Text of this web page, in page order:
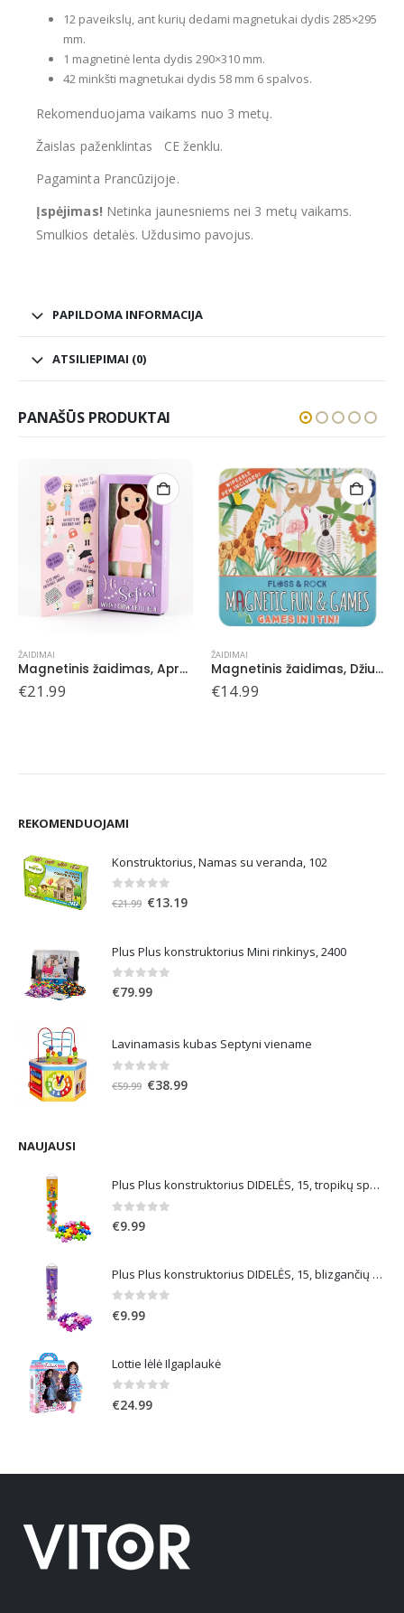
12 paveikslų, ant kurių dedami magnetukai dydis 285×295
mm.
1 magnetinė lenta dydis 290×310 mm.
42 minkšti magnetukai dydis 58 mm 6 spalvos.
Rekomenduojama vaikams nuo 3 metų.
Žaislas paženklintas CE ženklu.
Pagaminta Prancūzijoje.
Įspėjimas! Netinka jaunesniems nei 3 metų vaikams.
Smulkios detalės. Uždusimo pavojus.
PAPILDOMA INFORMACIJA
ATSILIEPIMAI (0)
PANAŠŪS PRODUKTAI
ŽAIDIMAI
Magnetinis žaidimas, Džiunglės 4 in 1
€14.99
ŽAIDIMAI
€23.99
REKOMENDUOJAMI
Konstruktorius, Namas su veranda, 102
out of 5
€21.99 Original
€21.99.
€13.19Current
€13.19.
Plus Plus konstruktorius Mini rinkinys, 2400
0out of 5
€79.99
Lavinamasis kubas Septyni viename
out of 5
€59.99 Original
€38.99Current
NAUJAUSI
Plus Plus konstruktorius DIDELĖS, 15, tropikų spalvos
0 out of 5
€9.99
Plus Plus konstruktorius DIDELĖS, 15, blizgančių spalvų
0 out of 5
€9.99
Lottie lėlė Ilgaplaukė
0 out of 5
€24.99